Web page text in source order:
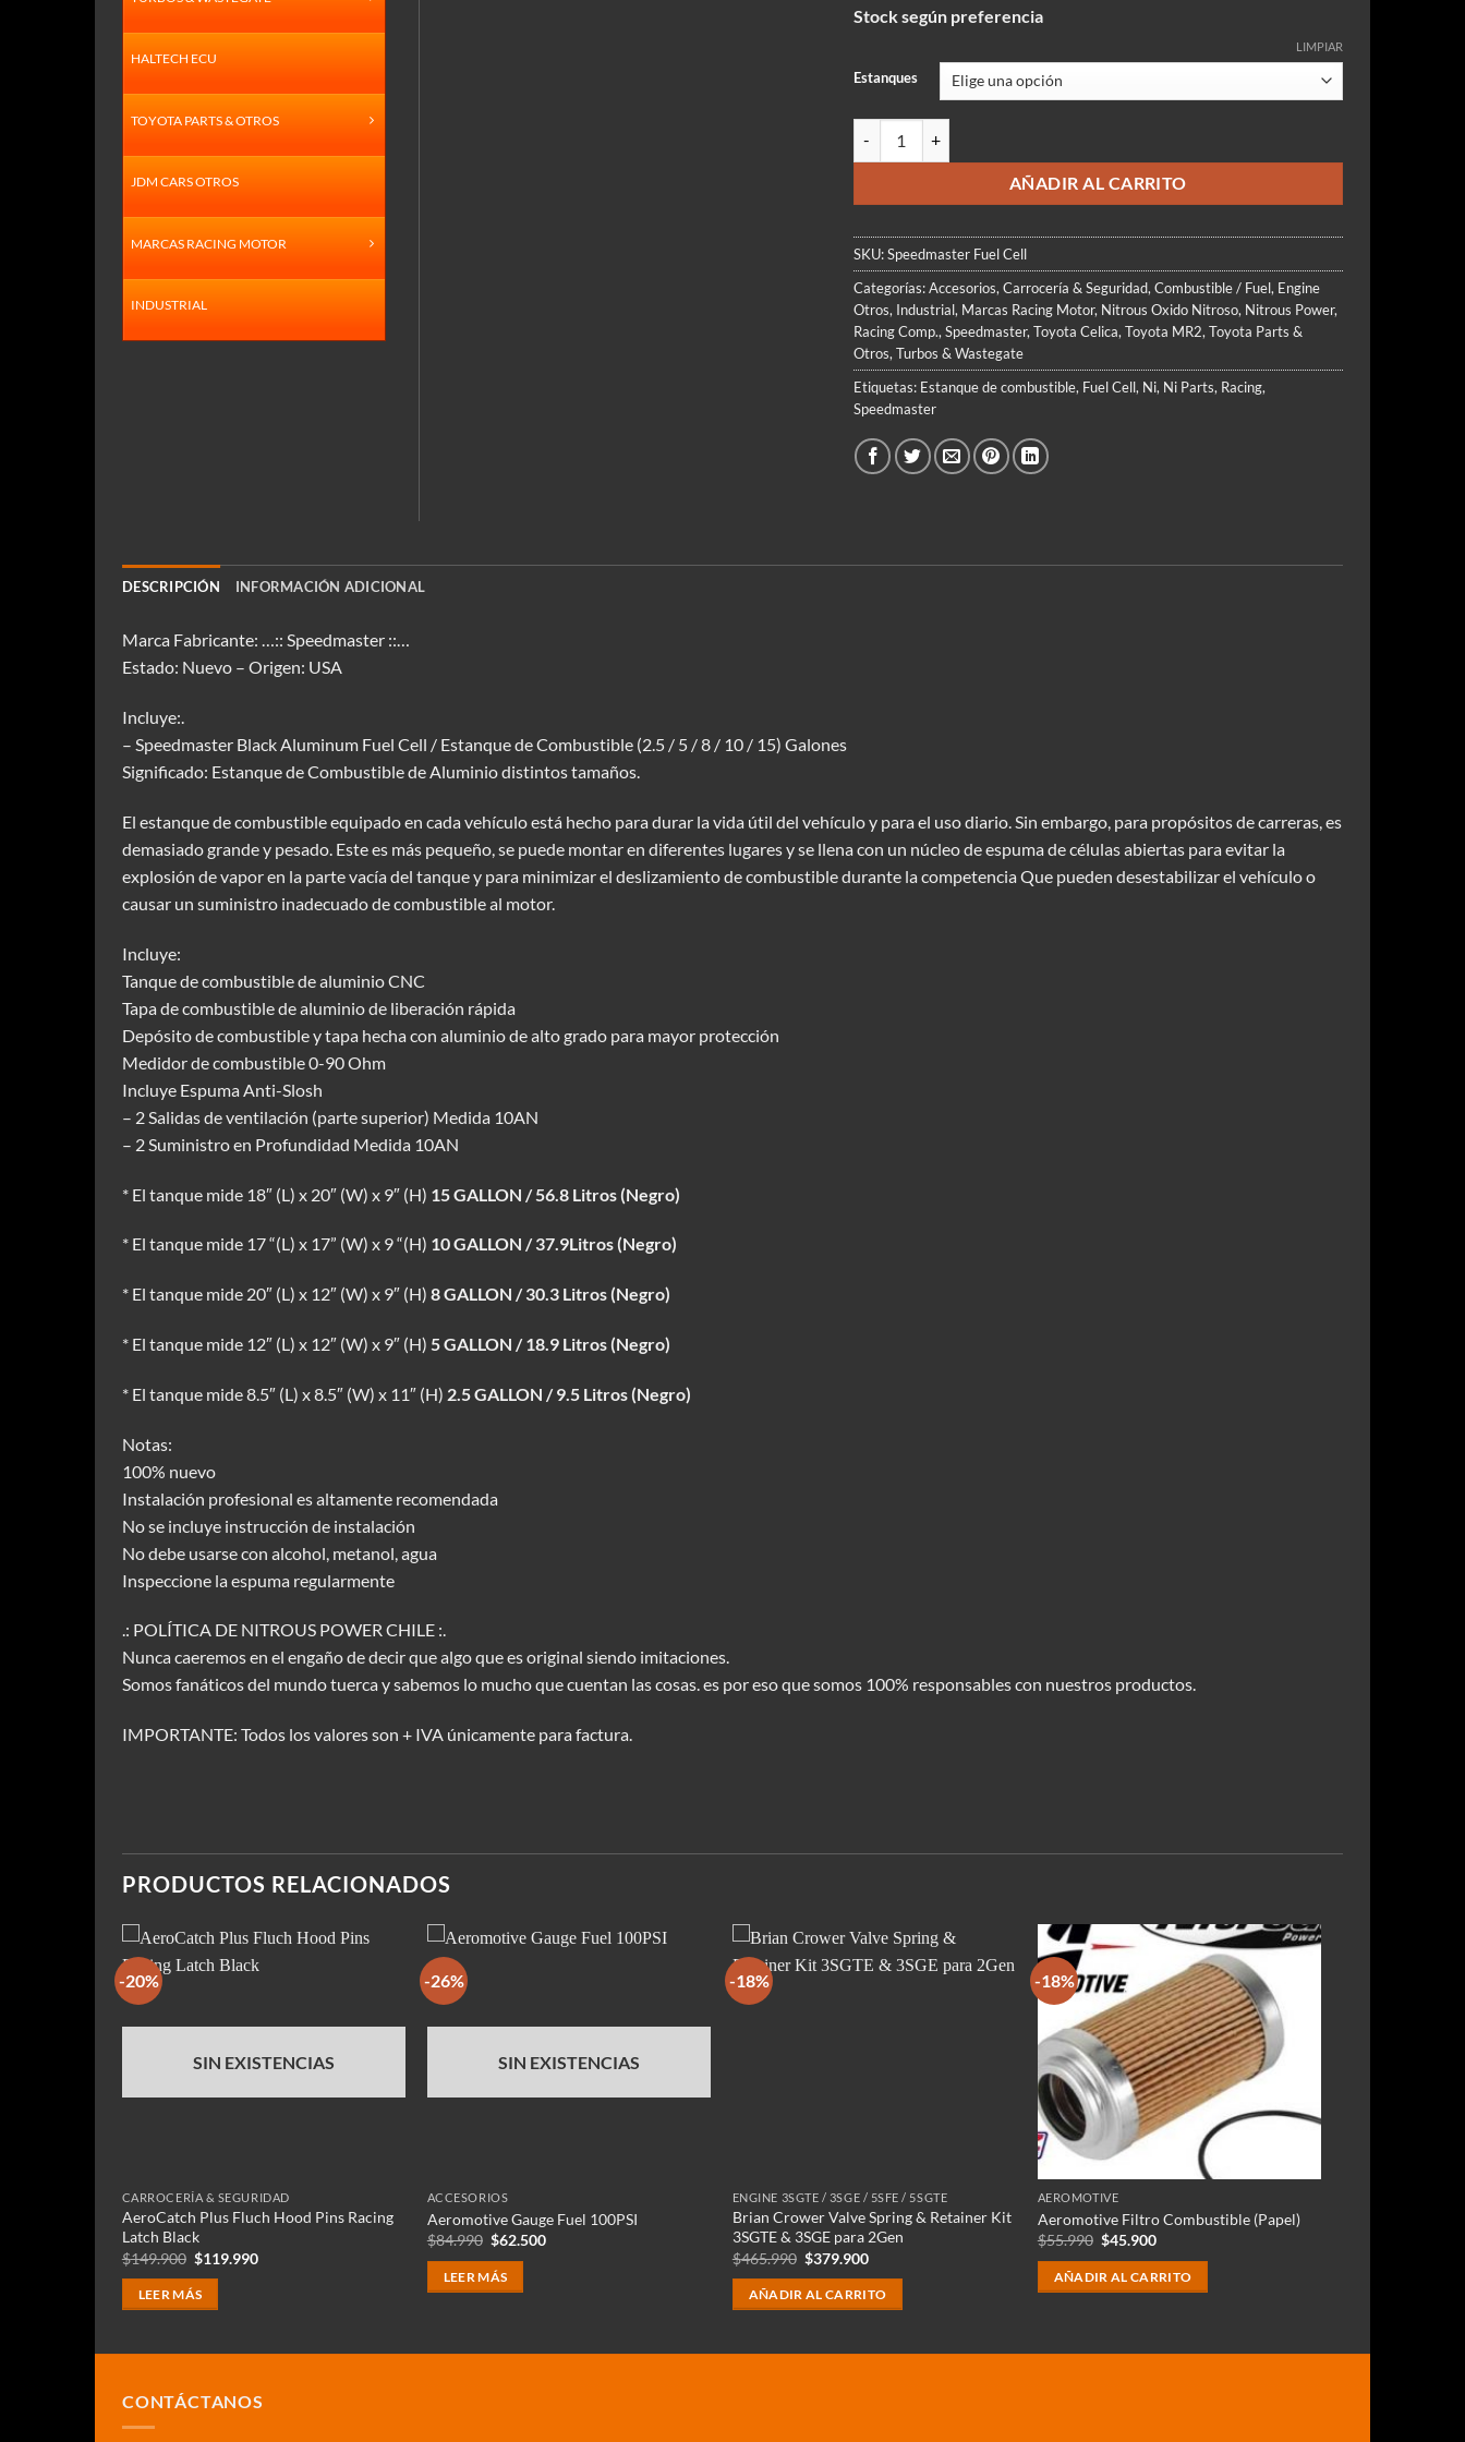
hasta
Stock según preferencia
Estanques
LIMPIAR
AÑADIR AL CARRITO
SKU:Speedmaster Fuel Cell
Categorías:Accesorios, Carrocería & Seguridad, Combustible / Fuel, Engine
Otros, Industrial, Marcas Racing Motor, Nitrous Oxido Nitroso, Nitrous Power,
Racing Comp., Speedmaster, Toyota Celica, Toyota MR2, Toyota Parts &
Otros, Turbos & Wastegate
Etiquetas: Estanque de combustible, Fuel Cell, Ni, Ni Parts, Racing,
Speedmaster
HALTECH ECU
TOYOTA PARTS & OTROS
JDM CARS OTROS
MARCAS RACING MOTOR
INDUSTRIAL
DESCRIPCIÓN INFORMACIÓN ADICIONAL
Marca Fabricante: …:: Speedmaster ::…
Estado: Nuevo – Origen: USA
Incluye:.
– Speedmaster Black Aluminum Fuel Cell / Estanque de Combustible (2.5 / 5 / 8 / 10 / 15) Galones
Significado: Estanque de Combustible de Aluminio distintos tamaños.
El estanque de combustible equipado en cada vehículo está hecho para durar la vida útil del vehículo y para el uso diario. Sin embargo, para propósitos de carreras, es
demasiado grande y pesado. Este es más pequeño, se puede montar en diferentes lugares y se llena con un núcleo de espuma de células abiertas para evitar la
explosión de vapor en la parte vacía del tanque y para minimizar el deslizamiento de combustible durante la competencia Que pueden desestabilizar el vehículo o
causar un suministro inadecuado de combustible al motor.
Incluye:
Tanque de combustible de aluminio CNC
Tapa de combustible de aluminio de liberación rápida
Depósito de combustible y tapa hecha con aluminio de alto grado para mayor protección
Medidor de combustible 0-90 Ohm
Incluye Espuma Anti-Slosh
– 2 Salidas de ventilación (parte superior) Medida 10AN
– 2 Suministro en Profundidad Medida 10AN
* El tanque mide 18″ (L) x 20″ (W) x 9″ (H) 15 GALLON / 56.8 Litros (Negro)
* El tanque mide 17 “(L) x 17” (W) x 9 “(H) 10 GALLON / 37.9Litros (Negro)
* El tanque mide 20″ (L) x 12″ (W) x 9″ (H) 8 GALLON / 30.3 Litros (Negro)
* El tanque mide 12″ (L) x 12″ (W) x 9″ (H) 5 GALLON / 18.9 Litros (Negro)
* El tanque mide 8.5″ (L) x 8.5″ (W) x 11″ (H) 2.5 GALLON / 9.5 Litros (Negro)
Notas:
100% nuevo
Instalación profesional es altamente recomendada
No se incluye instrucción de instalación
No debe usarse con alcohol, metanol, agua
Inspeccione la espuma regularmente
.: POLÍTICA DE NITROUS POWER CHILE :.
Nunca caeremos en el engaño de decir que algo que es original siendo imitaciones.
Somos fanáticos del mundo tuerca y sabemos lo mucho que cuentan las cosas. es por eso que somos 100% responsables con nuestros productos.
IMPORTANTE: Todos los valores son + IVA únicamente para factura.
PRODUCTOS RELACIONADOS
-20%
SIN EXISTENCIAS
CARROCERÍA & SEGURIDAD
AeroCatch Plus Fluch Hood Pins Racing
Latch Black
$149.900 El
original
era:
$119.990El
LEER MÁS
-26%
SIN EXISTENCIAS
ACCESORIOS
Aeromotive Gauge Fuel 100PSI
$84.990 El
original
era:
$62.500El
LEER MÁS
-18%
ENGINE 3SGTE / 3SGE / 5SFE / 5SGTE
Brian Crower Valve Spring & Retainer Kit
3SGTE & 3SGE para 2Gen
$465.990 El
original
era:
$379.900El
actual
es:
AÑADIR AL CARRITO
-18%
AEROMOTIVE
Aeromotive Filtro Combustible (Papel)
$55.990 El
original
era:
$45.900El
actual
es:
AÑADIR AL CARRITO
CONTÁCTANOS